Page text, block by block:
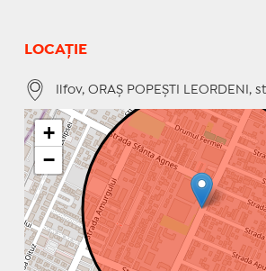
LOCAȚIE
Ilfov, ORAŞ POPEŞTI LEORDENI,
+
−